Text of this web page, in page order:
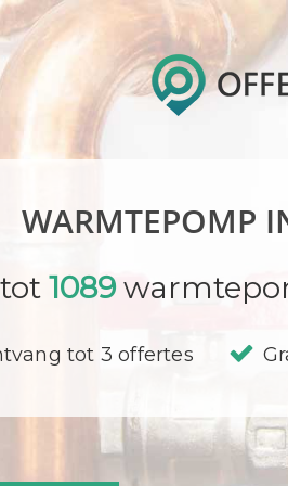
WARMTEPOMP
1089
tot 3 offertes